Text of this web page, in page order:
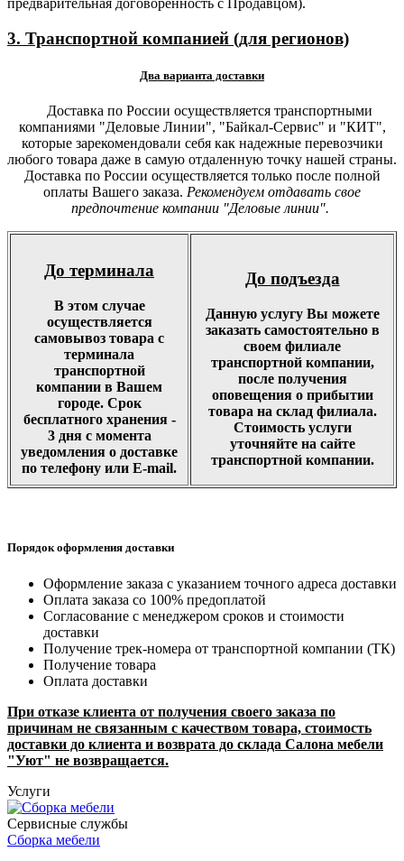
предварительная договоренность с Продавцом).
3. Транспортной компанией (для регионов)
Два варианта доставки
Доставка по России осуществляется транспортными
компаниями "Деловые Линии", "Байкал-Сервис" и "КИТ",
которые зарекомендовали себя как надежные перевозчики
любого товара даже в самую отдаленную точку нашей страны.
Доставка по России осуществляется только после полной
оплаты Вашего заказа. Рекомендуем отдавать свое
предпочтение компании "Деловые линии".
До терминала
В этом случае
осуществляется
самовывоз товара с
терминала
транспортной
компании в Вашем
городе. Срок
бесплатного хранения -
3 дня с момента
уведомления о доставке
по телефону или E-mail.
До подъезда
Данную услугу Вы можете
заказать самостоятельно в
своем филиале
транспортной компании,
после получения
оповещения о прибытии
товара на склад филиала.
Стоимость услуги
уточняйте на сайте
транспортной компании.
Порядок оформления доставки
Оформление заказа с указанием точного адреса доставки
Оплата заказа со 100% предоплатой
Согласование с менеджером сроков и стоимости
доставки
Получение трек-номера от транспортной компании (ТК)
Получение товара
Оплата доставки
При отказе клиента от получения своего заказа по
причинам не связанным с качеством товара, стоимость
доставки до клиента и возврата до склада Салона мебели
"Уют" не возвращается.
Услуги
Сервисные службы
Сборка мебели